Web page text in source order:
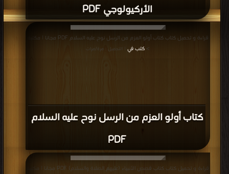
الأركيولوجي PDF
كتاب أولو العزم من الرسل نوح عليه السلام
PDF
قراءة و تحميل كتاب كتاب أولو العزم من الرسل نوح عليه السلام PDF مجانا | مكتبة
> كتب في | التحميل : مرة/مرات
قراءة و تحميل كتاب كتاب قصص الأنبياء (عليهم الصلاة والسلام) PDF مجانا | مكتبة